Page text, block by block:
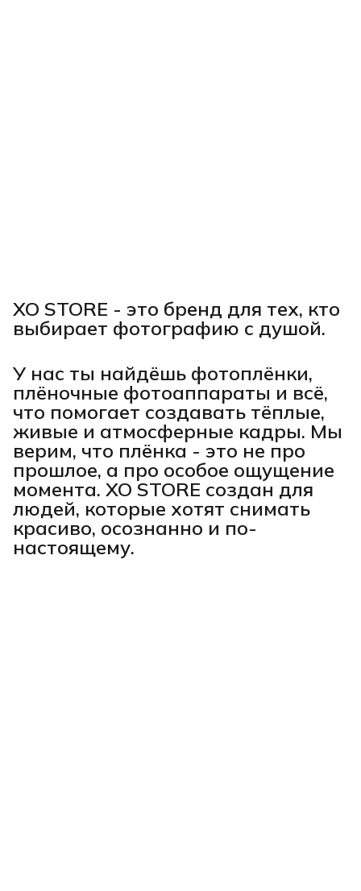
XO STORE - это бренд для тех, кто
выбирает фотографию с душой.
У нас ты найдёшь фотоплёнки,
плёночные фотоаппараты и всё,
что помогает создавать тёплые,
живые и атмосферные кадры. Мы
верим, что плёнка - это не про
прошлое, а про особое ощущение
момента. XO STORE создан для
людей, которые хотят снимать
красиво, осознанно и по-
настоящему.